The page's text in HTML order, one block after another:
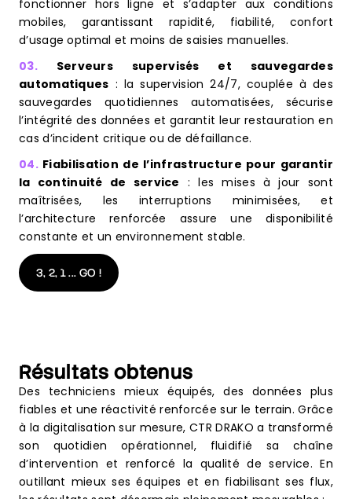
fonctionner hors ligne et s’adapter aux conditions
mobiles, garantissant rapidité, fiabilité, confort
d’usage optimal et moins de saisies manuelles.
03. Serveurs supervisés et sauvegardes
automatiques : la supervision 24/7, couplée à des
sauvegardes quotidiennes automatisées, sécurise
l’intégrité des données et garantit leur restauration en
cas d’incident critique ou de défaillance.
04. Fiabilisation de l’infrastructure pour garantir
la continuité de service : les mises à jour sont
maîtrisées, les interruptions minimisées, et
l’architecture renforcée assure une disponibilité
constante et un environnement stable.
3, 2, 1 ... GO !
Résultats obtenus
Des techniciens mieux équipés, des données plus
fiables et une réactivité renforcée sur le terrain. Grâce
à la digitalisation sur mesure, CTR DRAKO a transformé
son quotidien opérationnel, fluidifié sa chaîne
d’intervention et renforcé la qualité de service. En
outillant mieux ses équipes et en fiabilisant ses flux,